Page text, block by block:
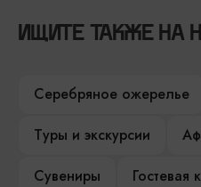
ИЩИТЕ ТАКЖЕ НА
Серебряное ожерелье
Туры и экскурсии
Сувениры
Гостевая